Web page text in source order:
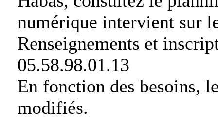
numérique intervient sur
Renseignements et
05.58.98.01.13
En fonction des besoins,
modifiés.